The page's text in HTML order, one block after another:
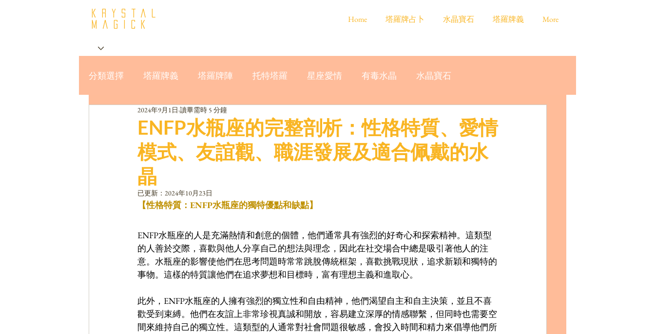
krystal
Magick
分類選擇 塔羅牌義 塔羅牌陣 托特塔羅 星座愛情 有毒水晶 水晶寶石
星座與MBTI16型人格
ENFP水瓶座的完整剖析：性格特質、愛情
模式、友誼觀、職涯發展及適合佩戴的水
晶
2024年9月1日 讀畢需時 5 分鐘
已更新： 2024年10月23日
【性格特質：ENFP水瓶座的獨特優點和缺點】
ENFP水瓶座的人是充滿熱情和創意的個體，他們通常具有強烈的好奇心和探索精神。這類型
的人善於交際，喜歡與他人分享自己的想法與理念，因此在社交場合中總是吸引著他人的注
意。水瓶座的影響使他們在思考問題時常常跳脫傳統框架，喜歡挑戰現狀，追求新穎和獨特的
事物。這樣的特質讓他們在追求夢想和目標時，富有理想主義和進取心。
此外，ENFP水瓶座的人擁有強烈的獨立性和自由精神，他們渴望自主和自主決策，並且不喜
歡受到束縛。他們在友誼上非常珍視真誠和開放，容易建立深厚的情感聯繫，但同時也需要空
間來維持自己的獨立性。這類型的人通常對社會問題很敏感，會投入時間和精力來倡導他們所
Home 塔羅牌占卜 水晶寶石 塔羅牌義 More